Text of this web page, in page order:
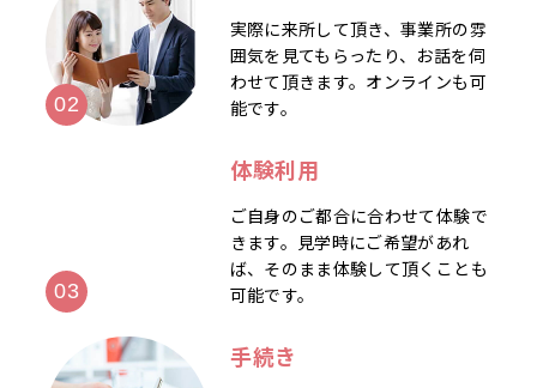
実際に来所して頂き、事業所の雰
囲気を見てもらったり、お話を伺
わせて頂きます。オンラインも可
能です。
体験利用
ご自身のご都合に合わせて体験で
きます。見学時にご希望があれ
ば、そのまま体験して頂くことも
可能です。
手続き